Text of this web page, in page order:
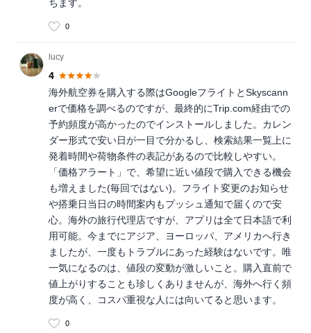
ちます。
0
lucy
4
海外航空券を購入する際はGoogleフライトとSkyscann
erで価格を調べるのですが、最終的にTrip.com経由での
予約頻度が高かったのでインストールしました。カレン
ダー形式で安い日が一目で分かるし、検索結果一覧上に
発着時間や荷物条件の表記があるので比較しやすい。
「価格アラート」で、希望に近い値段で購入できる機会
も増えました(毎回ではない)。フライト変更のお知らせ
や搭乗日当日の時間案内もプッシュ通知で届くので安
心。海外の旅行代理店ですが、アプリは全て日本語で利
用可能。今までにアジア、ヨーロッパ、アメリカへ行き
ましたが、一度もトラブルにあった経験はないです。唯
一気になるのは、値段の変動が激しいこと。購入直前で
値上がりすることも珍しくありませんが、海外へ行く頻
度が高く、コスパ重視な人には向いてると思います。
0